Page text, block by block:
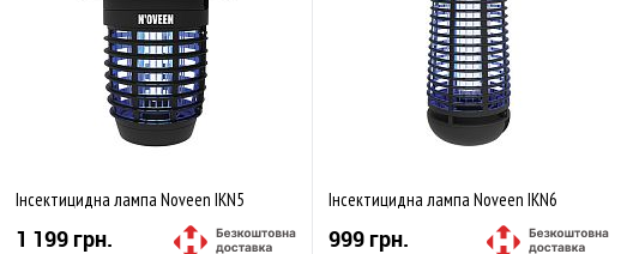
Інсектицидна лампа Noveen IKN5
1 199 грн.
Інсектицидна лампа Noveen IKN6
999 грн.